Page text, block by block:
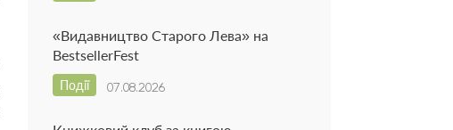
«Видавництво Старого Лева» на
BestsellerFest
07.08.2026
Події